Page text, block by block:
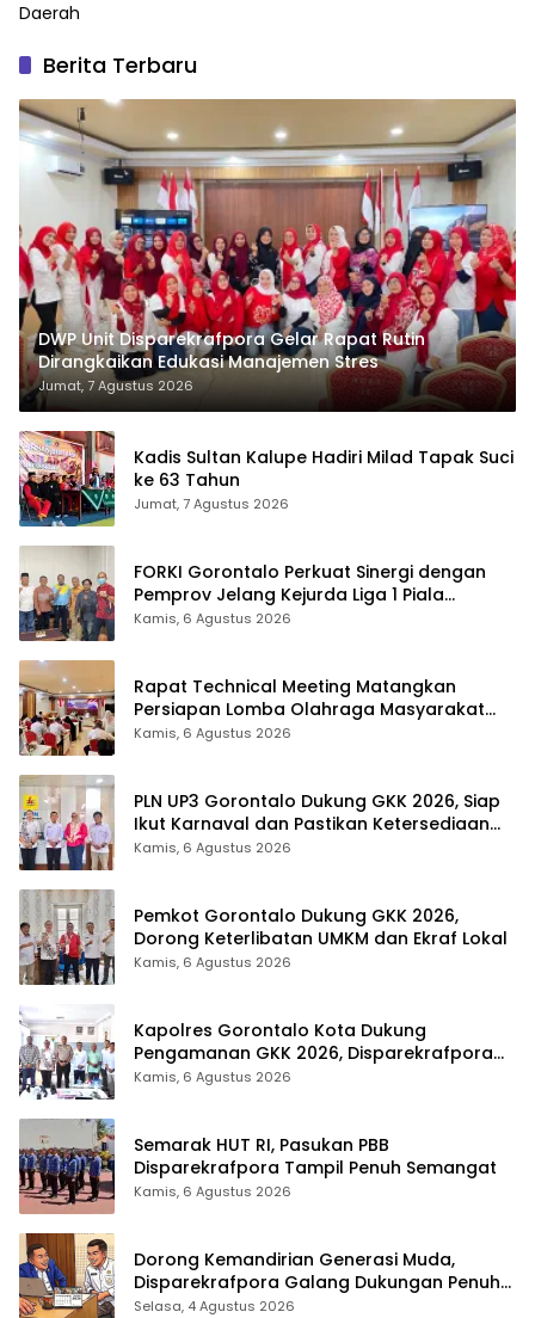
Daerah
Berita Terbaru
DWP Unit Disparekrafpora Gelar Rapat Rutin
Dirangkaikan Edukasi Manajemen Stres
Jumat, 7 Agustus 2026
Kadis Sultan Kalupe Hadiri Milad Tapak Suci
ke 63 Tahun
Jumat, 7 Agustus 2026
FORKI Gorontalo Perkuat Sinergi dengan
Pemprov Jelang Kejurda Liga 1 Piala
Gubernur 2026
Kamis, 6 Agustus 2026
Rapat Technical Meeting Matangkan
Persiapan Lomba Olahraga Masyarakat
Tingkat Provinsi Gorontalo
Kamis, 6 Agustus 2026
PLN UP3 Gorontalo Dukung GKK 2026, Siap
Ikut Karnaval dan Pastikan Ketersediaan
Listrik
Kamis, 6 Agustus 2026
Pemkot Gorontalo Dukung GKK 2026,
Dorong Keterlibatan UMKM dan Ekraf Lokal
Kamis, 6 Agustus 2026
Kapolres Gorontalo Kota Dukung
Pengamanan GKK 2026, Disparekrafpora
Perkuat Sinergi Lintas Sektor
Kamis, 6 Agustus 2026
Semarak HUT RI, Pasukan PBB
Disparekrafpora Tampil Penuh Semangat
Kamis, 6 Agustus 2026
Dorong Kemandirian Generasi Muda,
Disparekrafpora Galang Dukungan Penuh
Para Aleg Deprov
Selasa, 4 Agustus 2026